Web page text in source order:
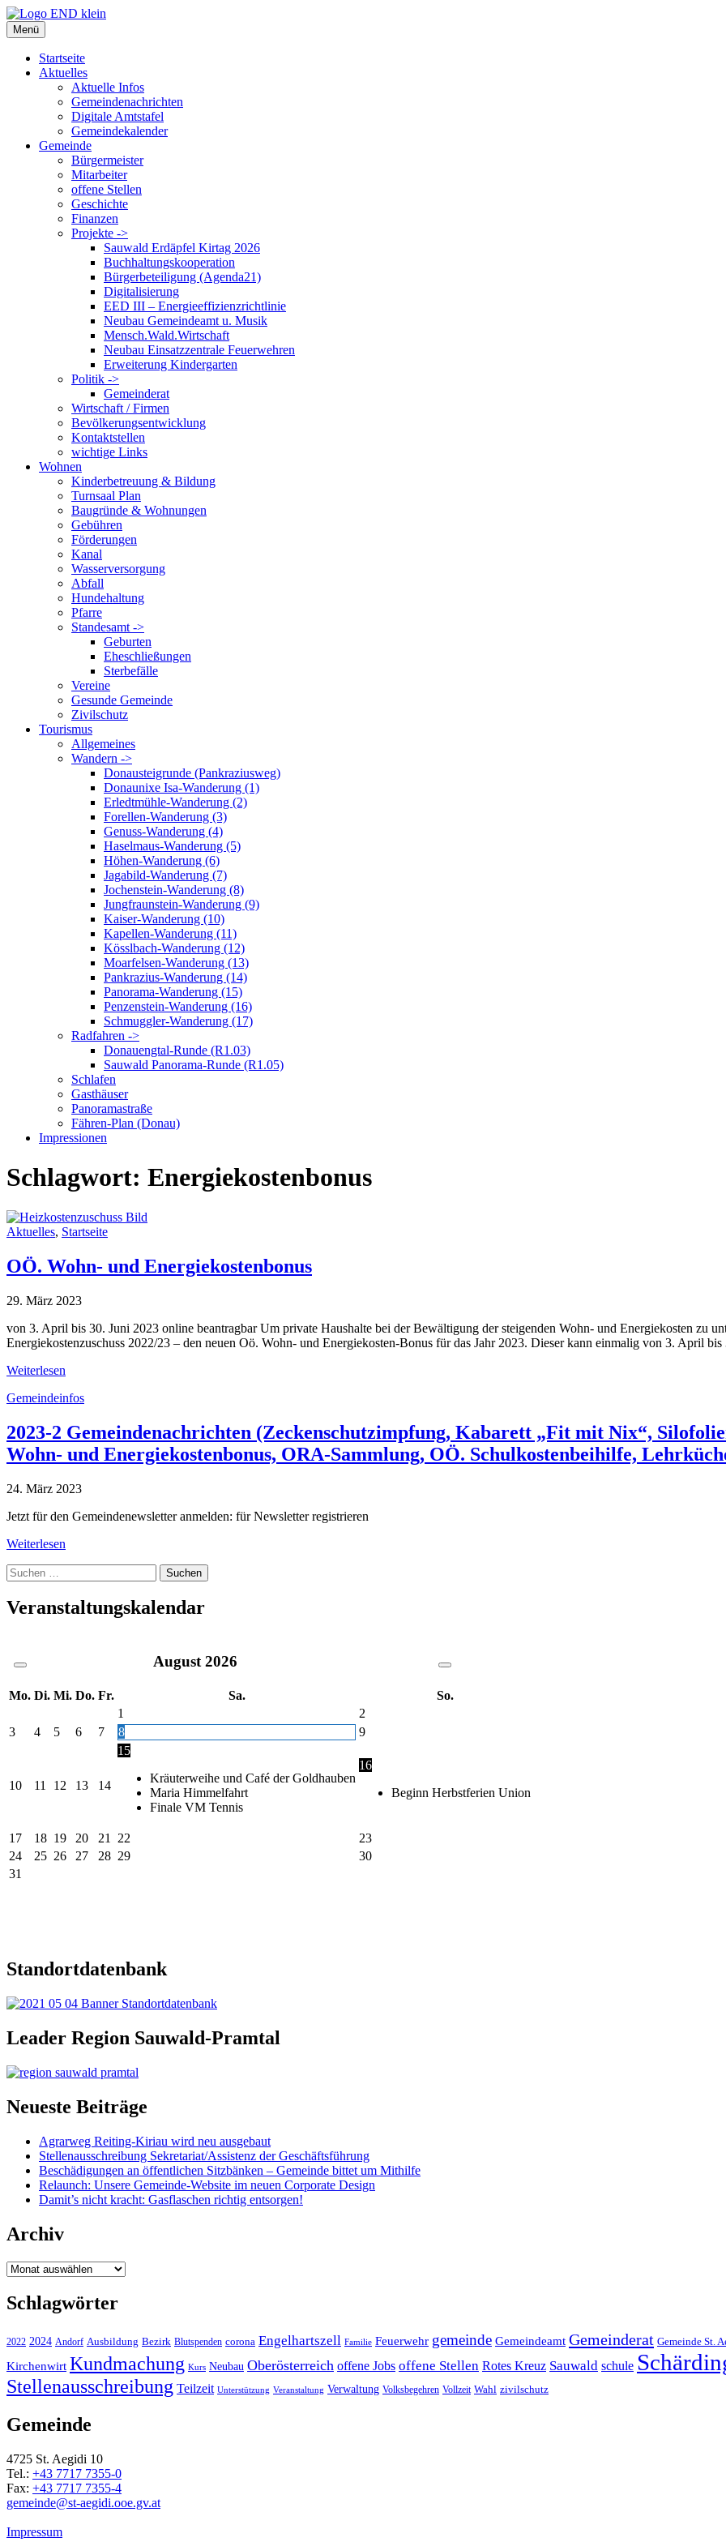
Zum
Inhalt
springen
Menü
Startseite
Aktuelles
Aktuelle Infos
Gemeindenachrichten
Digitale Amtstafel
Gemeindekalender
Gemeinde
Bürgermeister
Mitarbeiter
offene Stellen
Geschichte
Finanzen
Projekte ->
Sauwald Erdäpfel Kirtag 2026
Buchhaltungskooperation
Bürgerbeteiligung (Agenda21)
Digitalisierung
EED III – Energieeffizienzrichtlinie
Neubau Gemeindeamt u. Musik
Mensch.Wald.Wirtschaft
Neubau Einsatzzentrale Feuerwehren
Erweiterung Kindergarten
Politik ->
Gemeinderat
Wirtschaft / Firmen
Bevölkerungsentwicklung
Kontaktstellen
wichtige Links
Wohnen
Kinderbetreuung & Bildung
Turnsaal Plan
Baugründe & Wohnungen
Gebühren
Förderungen
Kanal
Wasserversorgung
Abfall
Hundehaltung
Pfarre
Standesamt ->
Geburten
Eheschließungen
Sterbefälle
Vereine
Gesunde Gemeinde
Zivilschutz
Tourismus
Allgemeines
Wandern ->
Donausteigrunde (Pankraziusweg)
Donaunixe Isa-Wanderung (1)
Erledtmühle-Wanderung (2)
Forellen-Wanderung (3)
Genuss-Wanderung (4)
Haselmaus-Wanderung (5)
Höhen-Wanderung (6)
Jagabild-Wanderung (7)
Jochenstein-Wanderung (8)
Jungfraunstein-Wanderung (9)
Kaiser-Wanderung (10)
Kapellen-Wanderung (11)
Kösslbach-Wanderung (12)
Moarfelsen-Wanderung (13)
Pankrazius-Wanderung (14)
Panorama-Wanderung (15)
Penzenstein-Wanderung (16)
Schmuggler-Wanderung (17)
Radfahren ->
Donauengtal-Runde (R1.03)
Sauwald Panorama-Runde (R1.05)
Schlafen
Gasthäuser
Panoramastraße
Fähren-Plan (Donau)
Impressionen
Schlagwort: Energiekostenbonus
Aktuelles, Startseite
OÖ. Wohn- und Energiekostenbonus
29. März 2023
von 3. April bis 30. Juni 2023 online beantragbar Um private Haushalte bei der Bewältigung der steigenden Wohn- und Energiekosten zu
Energiekostenzuschuss 2022/23 – den neuen Oö. Wohn- und Energiekosten-Bonus für das Jahr 2023. Dieser kann einmalig von 3. April
Weiterlesen
Gemeindeinfos
2023-2 Gemeindenachrichten (Zeckenschutzimpfung, Kabarett „Fit mit Nix“,
Wohn- und Energiekostenbonus, ORA-Sammlung, OÖ. Schulkostenbeihilfe,
24. März 2023
Jetzt für den Gemeindenewsletter anmelden: für Newsletter registrieren
Weiterlesen
Suche
nach:
Veranstaltungskalendar
August 2026
Mo. Di. Mi. Do. Fr. Sa.
So.
1
2
3
4 5 6 7 8 9
10 11 12 13 14
15
Kräuterweihe und Café der Goldhauben
Maria Himmelfahrt
Finale VM Tennis
16
Beginn Herbstferien Union
17 18 19 20 21 22
23
24
25 26 27 28 29
30
31
Standortdatenbank
Leader Region Sauwald-Pramtal
Neueste Beiträge
Agrarweg Reiting-Kiriau wird neu ausgebaut
Stellenausschreibung Sekretariat/Assistenz der Geschäftsführung
Beschädigungen an öffentlichen Sitzbänken – Gemeinde bittet um Mithilfe
Relaunch: Unsere Gemeinde-Website im neuen Corporate Design
Damit’s nicht kracht: Gasflaschen richtig entsorgen!
Archiv
Archiv
Schlagwörter
2022 2024 Andorf Ausbildung Bezirk Blutspenden corona Engelhartszell Familie Feuerwehr gemeinde Gemeindeamt Gemeinderat Gemeinde St.
Kirchenwirt Kundmachung Kurs Neubau Oberösterreich offene Jobs offene Stellen Rotes Kreuz Sauwald schule
Stellenausschreibung Teilzeit Unterstützung Veranstaltung Verwaltung Volksbegehren Vollzeit Wahl zivilschutz
Gemeinde
4725 St. Aegidi 10
Tel.: +43 7717 7355-0
Fax: +43 7717 7355-4
gemeinde@st-aegidi.ooe.gv.at
Impressum